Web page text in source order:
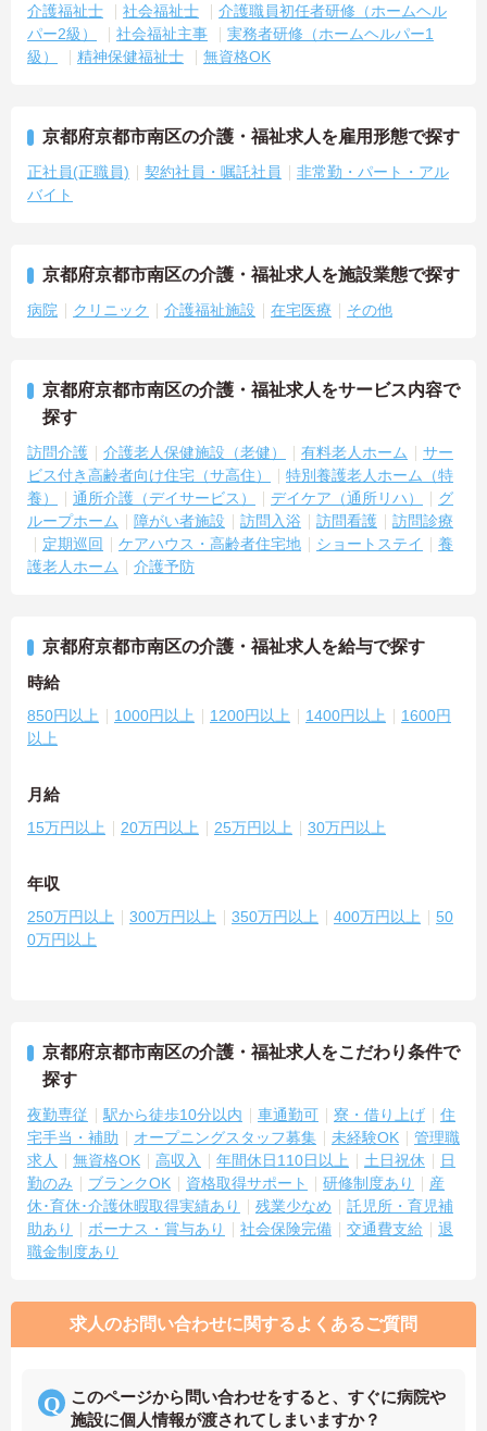
介護福祉士 社会福祉士
介護職員初任者研修（ホームヘル
パー2級）
社会福祉主事
実務者研修（ホームヘルパー1
級）
精神保健福祉士 無資格OK
京都府京都市南区の介護・福祉求人を雇用形態で探す
正社員(正職員) 契約社員・嘱託社員
非常勤・パート・アル
バイト
京都府京都市南区の介護・福祉求人を施設業態で探す
病院 クリニック 介護福祉施設 在宅医療 その他
京都府京都市南区の介護・福祉求人をサービス内容で
探す
訪問介護 介護老人保健施設（老健） 有料老人ホーム
サー
ビス付き高齢者向け住宅（サ高住）
特別養護老人ホーム（特
養）
通所介護（デイサービス） デイケア（通所リハ）
グ
ループホーム
障がい者施設 訪問入浴 訪問看護
訪問診療
定期巡回
ケアハウス・高齢者住宅地 ショートステイ
養
護老人ホーム
介護予防
京都府京都市南区の介護・福祉求人を給与で探す
時給
850円以上 1000円以上 1200円以上 1400円以上
1600円
以上
月給
15万円以上 20万円以上 25万円以上 30万円以上
年収
250万円以上 300万円以上 350万円以上 400万円以上
50
0万円以上
京都府京都市南区の介護・福祉求人をこだわり条件で
探す
夜勤専従 駅から徒歩10分以内 車通勤可 寮・借り上げ
住
宅手当・補助
オープニングスタッフ募集 未経験OK
管理職
求人
無資格OK 高収入 年間休日110日以上 土日祝休
日
勤のみ
ブランクOK 資格取得サポート 研修制度あり
産
休･育休･介護休暇取得実績あり
残業少なめ
託児所・育児補
助あり
ボーナス・賞与あり 社会保険完備 交通費支給
退
職金制度あり
求人のお問い合わせに関するよくあるご質問
このページから問い合わせをすると、すぐに病院や
施設に個人情報が渡されてしまいますか？